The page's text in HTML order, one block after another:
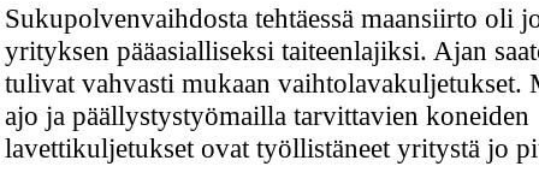
Sukupolvenvaihdosta tehtäessä maansiirto oli
yrityksen pääasialliseksi taiteenlajiksi. Ajan
tulivat vahvasti mukaan vaihtolavakuljetukset.
ajo ja päällystystyömailla tarvittavien koneiden
lavettikuljetukset ovat työllistäneet yritystä jo